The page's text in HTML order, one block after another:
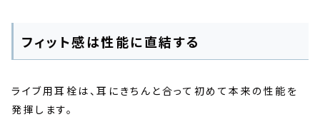
フィット感は性能に直結する
ライブ用耳栓は、耳にきちんと合って初めて本来の性能を
発揮します。